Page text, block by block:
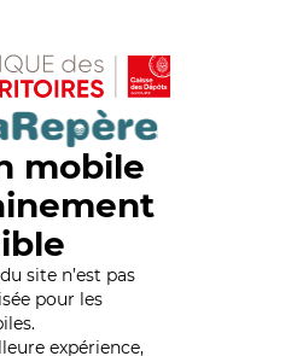
mobile
site n’est pas
pour les
expérience,